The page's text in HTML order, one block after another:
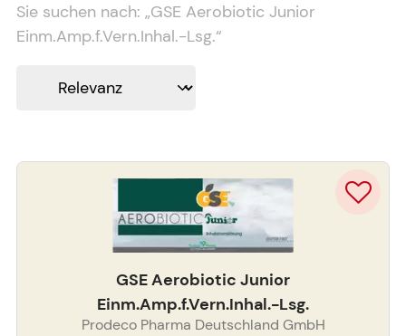
Sie suchen nach: „GSE Aerobiotic Junior
Einm.Amp.f.Vern.Inhal.-Lsg.“
GSE Aerobiotic Junior
Einm.Amp.f.Vern.Inhal.-Lsg.
Prodeco Pharma Deutschland GmbH